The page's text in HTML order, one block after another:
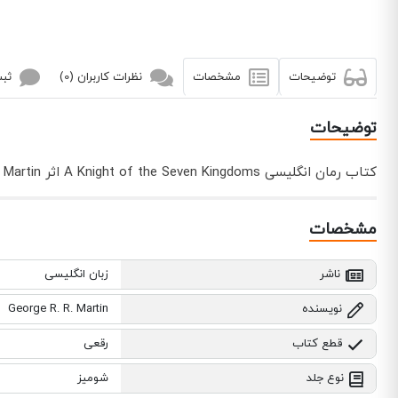
توضیحات مشخصات نظرات کاربران (0)
توضیحات
کتاب رمان انگلیسی A Knight of the Seven Kingdoms اثر George R.R. Martin توسط انتشارات HarperVoyager به چاپ رسیده است.
مشخصات
ناشر زبان انگلیسی
نویسنده George R. R. Martin
قطع کتاب رقعی
نوع جلد شومیز